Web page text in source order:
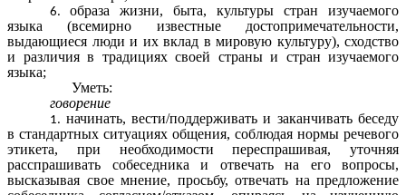
образа жизни, быта, культуры стран изучаемого
языка (всемирно известные достопримечательности,
выдающиеся люди и их вклад в мировую культуру), сходство
и различия в традициях своей страны и стран изучаемого
языка;
Уметь:
говорение
начинать, вести/поддерживать и заканчивать беседу
в стандартных ситуациях общения, соблюдая нормы речевого
этикета, при необходимости переспрашивая, уточняя
расспрашивать собеседника и отвечать на его вопросы,
высказывая свое мнение, просьбу, отвечать на предложение